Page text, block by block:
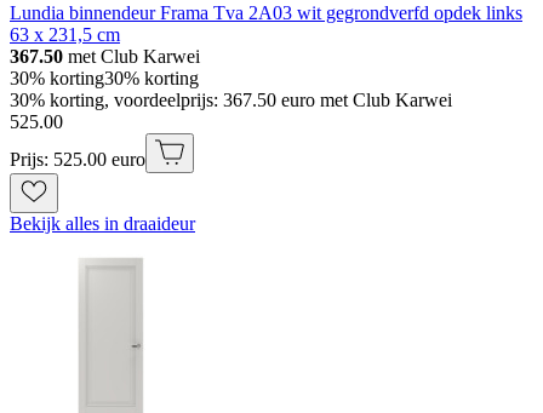
Lundia binnendeur Frama Tva 2A03 wit gegrondverfd opdek links
63 x 231,5 cm
367.50 met Club Karwei
30% korting30% korting
30% korting, voordeelprijs: 367.50 euro met Club Karwei
525.00
Prijs: 525.00 euro
Bekijk alles in draaideur